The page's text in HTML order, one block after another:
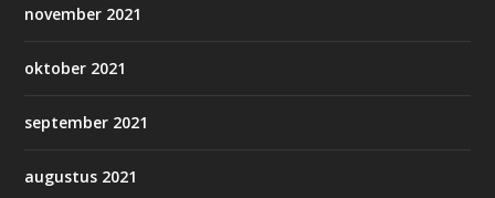
november 2021
oktober 2021
september 2021
augustus 2021